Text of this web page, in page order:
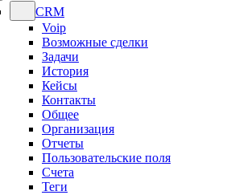
CRM
Voip
Возможные сделки
Задачи
История
Кейсы
Контакты
Общее
Организация
Отчеты
Пользовательские поля
Счета
Теги